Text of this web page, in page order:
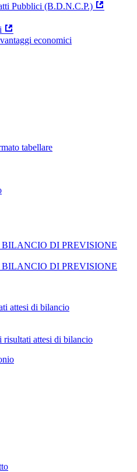
Pubblici (B.D.N.C.P.)
economici
tabellare
DI PREVISIONE
DI PREVISIONE
attesi di bilancio
risultati attesi di bilancio